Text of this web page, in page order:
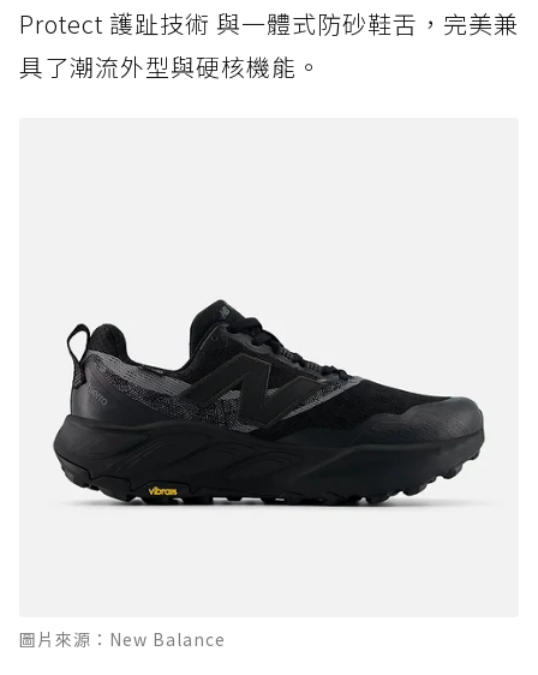
Protect 護趾技術 與一體式防砂鞋舌，完美兼
具了潮流外型與硬核機能。
圖片來源：New Balance